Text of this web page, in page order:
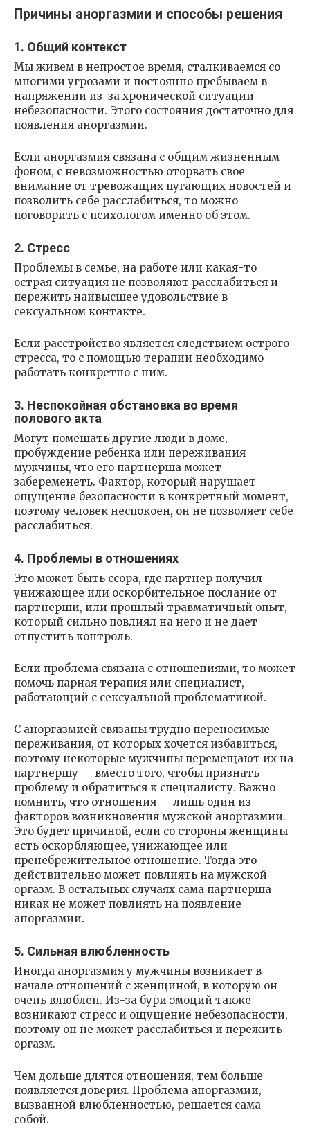
Причины аноргазмии и способы решения
1. Общий контекст
Мы живем в непростое время, сталкиваемся со
многими угрозами и постоянно пребываем в
напряжении из-за хронической ситуации
небезопасности. Этого состояния достаточно для
появления аноргазмии.
Если аноргазмия связана с общим жизненным
фоном, с невозможностью оторвать свое
внимание от тревожащих пугающих новостей и
позволить себе расслабиться, то можно
поговорить с психологом именно об этом.
2. Стресс
Проблемы в семье, на работе или какая-то
острая ситуация не позволяют расслабиться и
пережить наивысшее удовольствие в
сексуальном контакте.
Если расстройство является следствием острого
стресса, то с помощью терапии необходимо
работать конкретно с ним.
3. Неспокойная обстановка во время
полового акта
Могут помешать другие люди в доме,
пробуждение ребенка или переживания
мужчины, что его партнерша может
забеременеть. Фактор, который нарушает
ощущение безопасности в конкретный момент,
поэтому человек неспокоен, он не позволяет себе
расслабиться.
4. Проблемы в отношениях
Это может быть ссора, где партнер получил
унижающее или оскорбительное послание от
партнерши, или прошлый травматичный опыт,
который сильно повлиял на него и не дает
отпустить контроль.
Если проблема связана с отношениями, то может
помочь парная терапия или специалист,
работающий с сексуальной проблематикой.
С аноргазмией связаны трудно переносимые
переживания, от которых хочется избавиться,
поэтому некоторые мужчины перемещают их на
партнершу — вместо того, чтобы признать
проблему и обратиться к специалисту. Важно
помнить, что отношения — лишь один из
факторов возникновения мужской аноргазмии.
Это будет причиной, если со стороны женщины
есть оскорбляющее, унижающее или
пренебрежительное отношение. Тогда это
действительно может повлиять на мужской
оргазм. В остальных случаях сама партнерша
никак не может повлиять на появление
аноргазмии.
5. Сильная влюбленность
Иногда аноргазмия у мужчины возникает в
начале отношений с женщиной, в которую он
очень влюблен. Из-за бури эмоций также
возникают стресс и ощущение небезопасности,
поэтому он не может расслабиться и пережить
оргазм.
Чем дольше длятся отношения, тем больше
появляется доверия. Проблема аноргазмии,
вызванной влюбленностью, решается сама
собой.